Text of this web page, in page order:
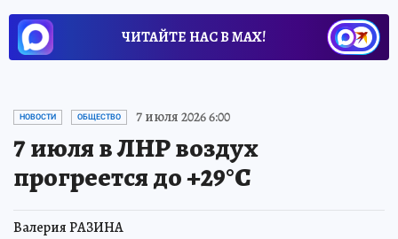
ЧИТАЙТЕ НАС В МАХ!
НОВОСТИ ОБЩЕСТВО 7 июля 2026 6:00
7 июля в ЛНР воздух
прогреется до +29°С
Валерия РАЗИНА